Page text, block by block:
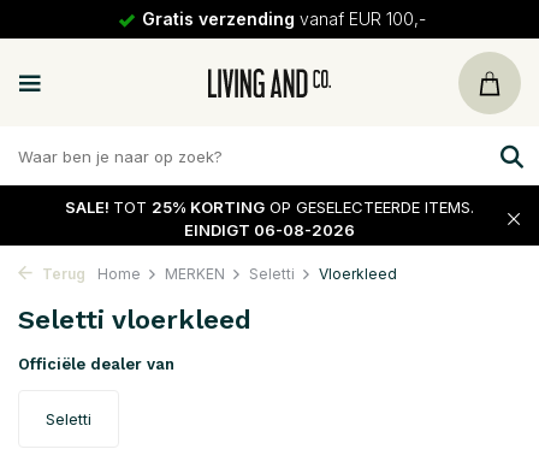
30 dagen retour
SALE! TOT 25% KORTING OP GESELECTEERDE ITEMS.
EINDIGT 06-08-2026
Terug Home MERKEN Seletti Vloerkleed
Seletti vloerkleed
Officiële dealer van
Seletti